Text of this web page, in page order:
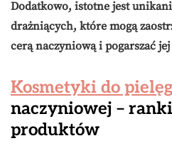
Dodatkowo, istotne jest
drażniących, które mogą
cerą naczyniową i pogarszać
Kosmetyki do
naczyniowej –
produktów